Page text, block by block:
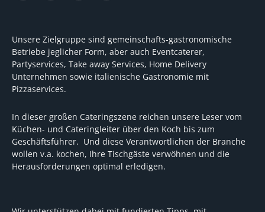
Unsere Zielgruppe sind gemeinschafts-gastronomische
Betriebe jeglicher Form, aber auch Eventcaterer,
Partyservices, Take away Services, Home Delivery
Unternehmen sowie italienische Gastronomie mit
Pizzaservices.
In dieser großen Cateringszene reichen unsere Leser vom
Küchen- und Cateringleiter über den Koch bis zum
Geschäftsführer. Und diese Verantwortlichen der Branche
wollen v.a. kochen, Ihre Tischgäste verwöhnen und die
Herausforderungen optimal erledigen.